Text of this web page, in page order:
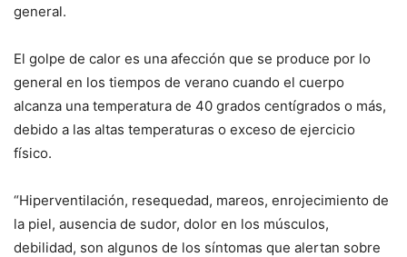
general.
El golpe de calor es una afección que se produce por lo
general en los tiempos de verano cuando el cuerpo
alcanza una temperatura de 40 grados centígrados o más,
debido a las altas temperaturas o exceso de ejercicio
físico.
“Hiperventilación, resequedad, mareos, enrojecimiento de
la piel, ausencia de sudor, dolor en los músculos,
debilidad, son algunos de los síntomas que alertan sobre